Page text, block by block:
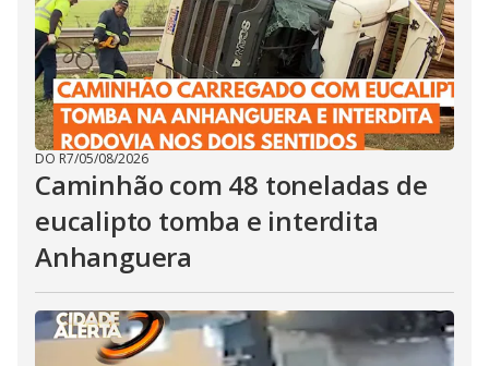
DO R7/05/08/2026
Caminhão com 48 toneladas de
eucalipto tomba e interdita
Anhanguera